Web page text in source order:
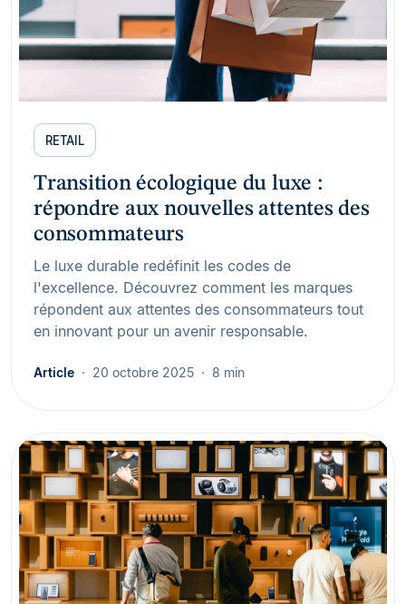
RETAIL
Transition écologique du luxe :
répondre aux nouvelles attentes des
consommateurs
Le luxe durable redéfinit les codes de
l'excellence. Découvrez comment les marques
répondent aux attentes des consommateurs tout
en innovant pour un avenir responsable.
Article 20 octobre 2025 8 min